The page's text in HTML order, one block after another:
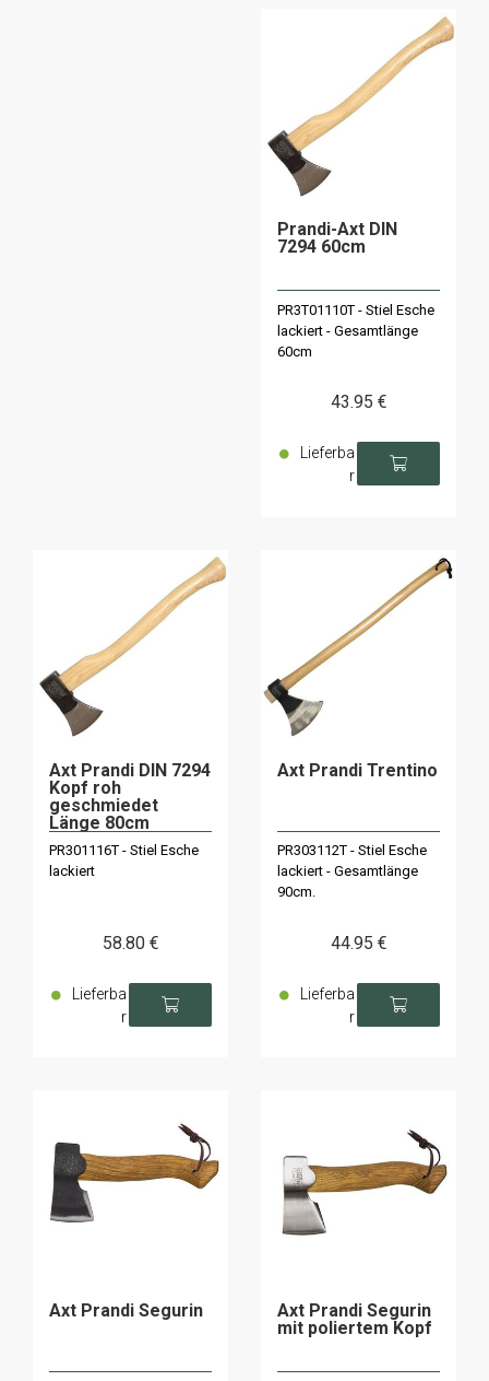
Prandi-Axt DIN
7294 60cm
PR3T01110T - Stiel Esche
lackiert - Gesamtlänge
60cm
43.95 €
Lieferba
r
Axt Prandi DIN 7294
Kopf roh
geschmiedet
Länge 80cm
PR301116T - Stiel Esche
lackiert
58.80 €
Lieferba
r
Axt Prandi Trentino
PR303112T - Stiel Esche
lackiert - Gesamtlänge
90cm.
44.95 €
Lieferba
r
Axt Prandi Segurin
Axt Prandi Segurin
mit poliertem Kopf